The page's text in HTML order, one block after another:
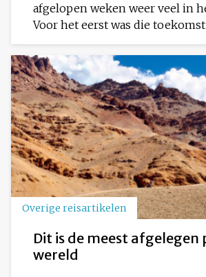
afgelopen weken weer veel in
Voor het eerst was die toekomst
Overige reisartikelen
Dit is de meest afgelegen
wereld